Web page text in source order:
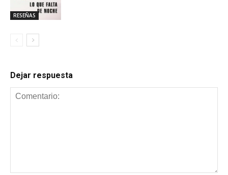
RESEÑAS
Dejar respuesta